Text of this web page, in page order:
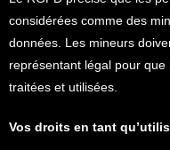
considérées comme des
données. Les mineurs
représentant légal pour que
traitées et utilisées.
Vos droits en tant